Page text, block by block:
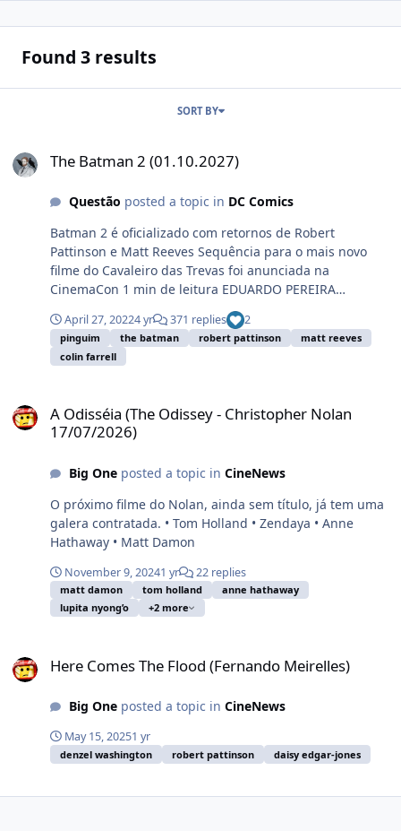
Found 3 results
SORT BY
The Batman 2 (01.10.2027)
Questão posted a topic in DC Comics
Batman 2 é oficializado com retornos de Robert
Pattinson e Matt Reeves Sequência para o mais novo
filme do Cavaleiro das Trevas foi anunciada na
CinemaCon 1 min de leitura EDUARDO PEREIRA
April 27, 20224 yr 371 replies 2
pinguim the batman robert pattinson
matt reeves
colin farrell
A Odisséia (The Odissey - Christopher Nolan
17/07/2026)
Big Oneposted a topic in CineNews
O próximo filme do Nolan, ainda sem título, já tem uma
galera contratada. • Tom Holland • Zendaya • Anne
Hathaway • Matt Damon
November 9, 20241 yr 22 replies
matt damon tom holland
anne hathaway
lupita nyong’o
+2 more
Here Comes The Flood (Fernando Meirelles)
Big Oneposted a topic in CineNews
May 15, 20251 yr
denzel washington robert pattinson daisy edgar-jones